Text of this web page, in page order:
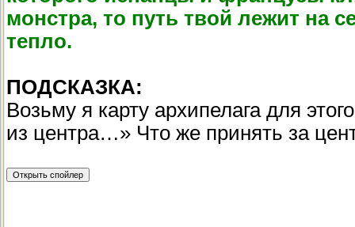
монстра, то путь твой лежит на
тепло.
ПОДСКАЗКА:
Возьму я карту архипелага для
из центра…» Что же принять за